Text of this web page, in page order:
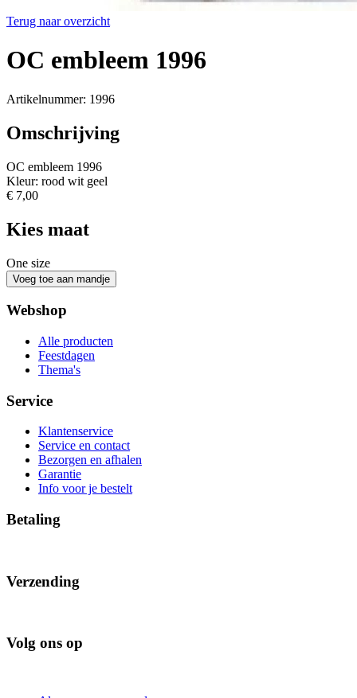
Terug naar overzicht
OC embleem 1996
Artikelnummer: 1996
Omschrijving
OC embleem 1996
Kleur: rood wit geel
€ 7,00
Kies maat
One size
Webshop
Alle producten
Feestdagen
Thema's
Service
Klantenservice
Service en contact
Bezorgen en afhalen
Garantie
Info voor je bestelt
Betaling
Verzending
Volg ons op